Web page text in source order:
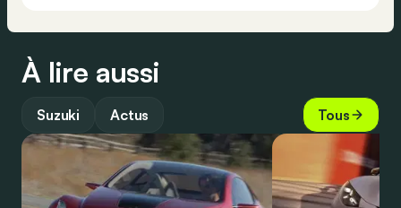
À lire aussi
Suzuki Actus Tous